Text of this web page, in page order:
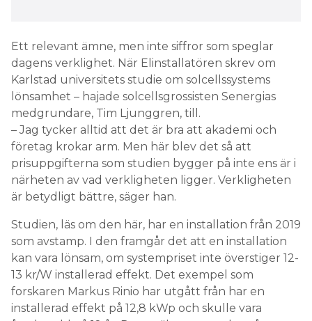
Ett relevant ämne, men inte siffror som speglar
dagens verklighet. När Elinstallatören skrev om
Karlstad universitets studie om solcellssystems
lönsamhet – hajade solcellsgrossisten Senergias
medgrundare, Tim Ljunggren, till.
– Jag tycker alltid att det är bra att akademi och
företag krokar arm. Men här blev det så att
prisuppgifterna som studien bygger på inte ens är i
närheten av vad verkligheten ligger. Verkligheten
är betydligt bättre, säger han.
Studien, läs om den här, har en installation från 2019
som avstamp. I den framgår det att en installation
kan vara lönsam, om systempriset inte överstiger 12-
13 kr/W installerad effekt. Det exempel som
forskaren Markus Rinio har utgått från har en
installerad effekt på 12,8 kWp och skulle vara